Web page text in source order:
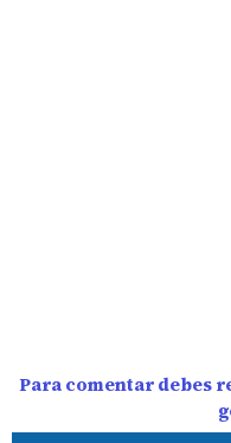
Para comentar debes